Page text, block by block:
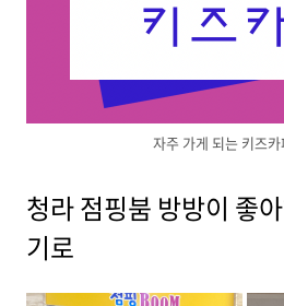
자주 가게 되는 키즈
청라 점핑붐 방방이 좋
기로